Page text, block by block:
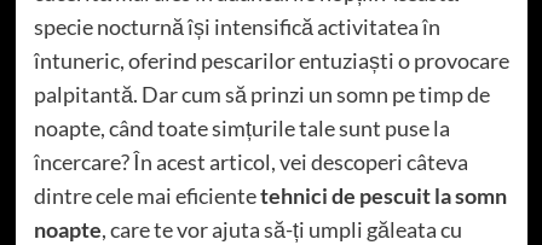
specie nocturnă își intensifică activitatea în
întuneric, oferind pescarilor entuziaști o provocare
palpitantă. Dar cum să prinzi un somn pe timp de
noapte, când toate simțurile tale sunt puse la
încercare? În acest articol, vei descoperi câteva
dintre cele mai eficientetehnici de pescuit la somn
noapte, care te vor ajuta să-ți umpli găleata cu